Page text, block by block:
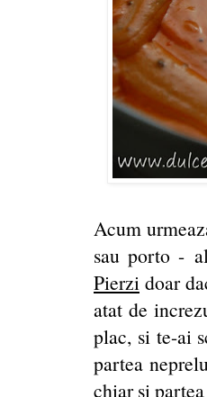
Acum
sau porto -
Pierzi doar
atat de
plac, si te-ai
partea
chiar si